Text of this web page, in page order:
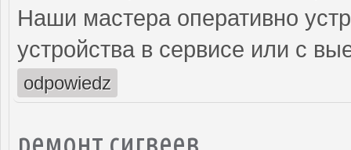
Наши мастера оперативно
устройства в сервисе или с
odpowiedz
ремонт сигвеев